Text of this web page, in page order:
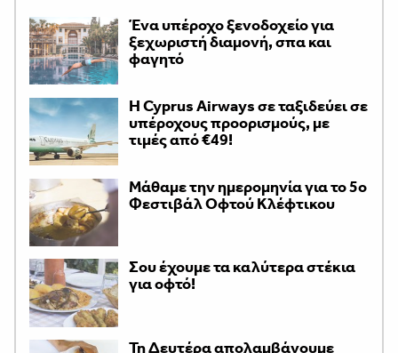
Ένα υπέροχο ξενοδοχείο για
ξεχωριστή διαμονή, σπα και
φαγητό
H Cyprus Airways σε ταξιδεύει σε
υπέροχους προορισμούς, με
τιμές από €49!
Μάθαμε την ημερομηνία για το 5ο
Φεστιβάλ Οφτού Κλέφτικου
Σου έχουμε τα καλύτερα στέκια
για οφτό!
Τη Δευτέρα απολαμβάνουμε